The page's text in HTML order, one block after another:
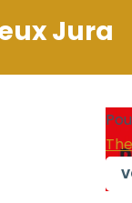
Jura